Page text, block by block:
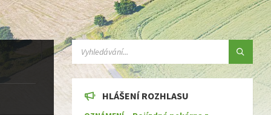
SEARCH:
HLÁŠENÍ ROZHLASU